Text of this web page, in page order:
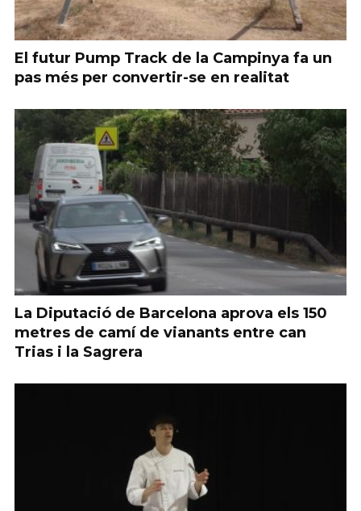
El futur Pump Track de la Campinya fa un
pas més per convertir-se en realitat
La Diputació de Barcelona aprova els 150
metres de camí de vianants entre can
Trias i la Sagrera